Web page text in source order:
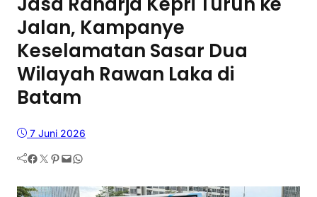
Jalan, Kampanye
Keselamatan Sasar Dua
Wilayah Rawan Laka di
Batam
7 Juni 2026
Facebook Twitter Pinterest Mail WhatsApp